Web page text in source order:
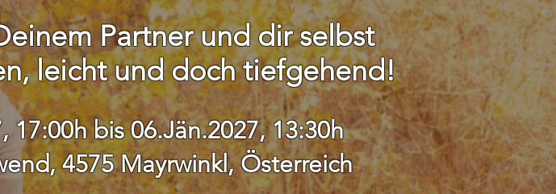
Partner und dir selbst
leicht und doch tiefgehend!
17:00h bis 06.Jän.2027, 13:30h
4575 Mayrwinkl, Österreich